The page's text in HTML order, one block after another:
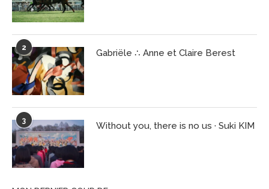
2 Gabriële ∴ Anne et Claire Berest
3 Without you, there is no us · Suki KIM